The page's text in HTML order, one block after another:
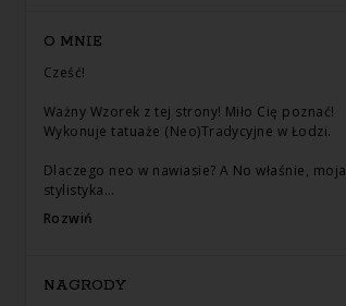
O MNIE
Cześć!
Ważny Wzorek z tej strony! Miło Cię poznać!
Wykonuje tatuaże (Neo)Tradycyjne w Łodzi.
Dlaczego neo w nawiasie? A No właśnie, moja
stylistyka…
Rozwiń
NAGRODY